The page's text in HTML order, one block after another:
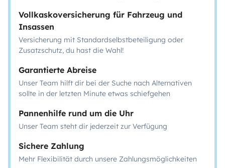
Vollkaskoversicherung für Fahrzeug und
Insassen
Versicherung mit Standardselbstbeteiligung oder
Zusatzschutz, du hast die Wahl!
Garantierte Abreise
Unser Team hilft dir bei der Suche nach Alternativen
sollte in der letzten Minute etwas schiefgehen
Pannenhilfe rund um die Uhr
Unser Team steht dir jederzeit zur Verfügung
Sichere Zahlung
Mehr Flexibilität durch unsere Zahlungsmöglichkeiten